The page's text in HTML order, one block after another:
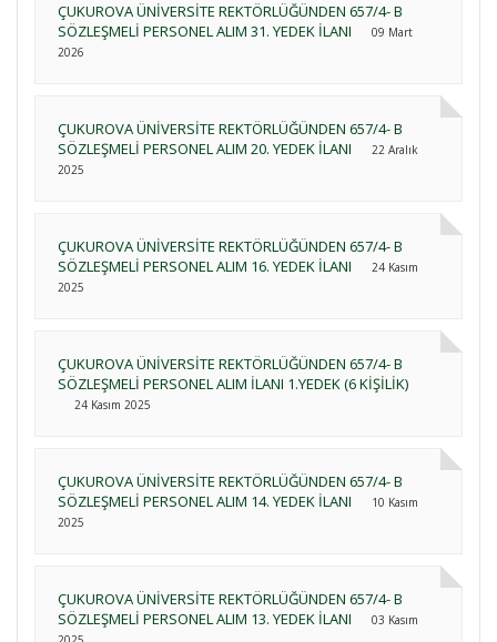
ÇUKUROVA ÜNİVERSİTE REKTÖRLÜĞÜNDEN 657/4- B
SÖZLEŞMELİ PERSONEL ALIM 31. YEDEK İLANI
09 Mart
2026
ÇUKUROVA ÜNİVERSİTE REKTÖRLÜĞÜNDEN 657/4- B
SÖZLEŞMELİ PERSONEL ALIM 20. YEDEK İLANI
22 Aralık
2025
ÇUKUROVA ÜNİVERSİTE REKTÖRLÜĞÜNDEN 657/4- B
SÖZLEŞMELİ PERSONEL ALIM 16. YEDEK İLANI
24 Kasım
2025
ÇUKUROVA ÜNİVERSİTE REKTÖRLÜĞÜNDEN 657/4- B
SÖZLEŞMELİ PERSONEL ALIM İLANI 1.YEDEK (6 KİŞİLİK)
24 Kasım 2025
ÇUKUROVA ÜNİVERSİTE REKTÖRLÜĞÜNDEN 657/4- B
SÖZLEŞMELİ PERSONEL ALIM 14. YEDEK İLANI
10 Kasım
2025
ÇUKUROVA ÜNİVERSİTE REKTÖRLÜĞÜNDEN 657/4- B
SÖZLEŞMELİ PERSONEL ALIM 13. YEDEK İLANI
03 Kasım